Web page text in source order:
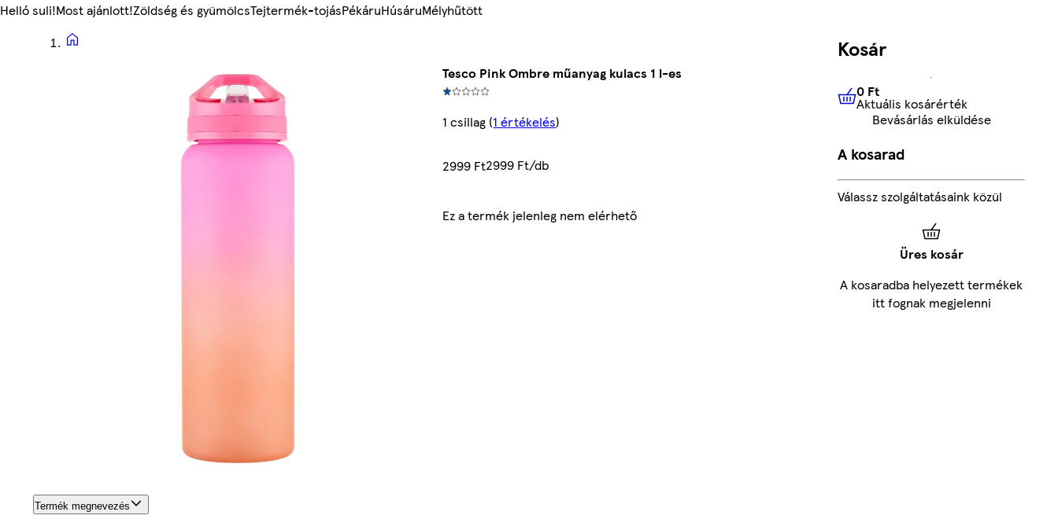
Helló suli!Most ajánlott!Zöldség és gyümölcsTejtermék-tojásPékáruHúsáruMélyhűtött
Tesco Pink Ombre műanyag kulacs 1 l-es
1 csillag (1 értékelés)
2999 Ft2999 Ft/db
Ez a termék jelenleg nem elérhető
Termék megnevezés
Kosár
0 FtAktuális kosárérték
0 Ft
Aktuális kosárérték
Bevásárlás elküldése
A kosarad
Válassz szolgáltatásaink közül
Üres kosár
A kosaradba helyezett termékek
itt fognak megjelenni